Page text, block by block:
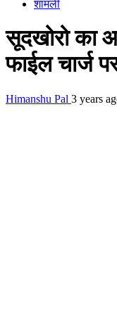
शामली
सूदखोरो का
फाईल चार्ज
Himanshu Pal 3 years